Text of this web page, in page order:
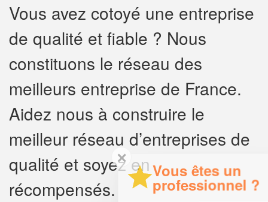
Vous avez cotoyé une entreprise
de qualité et fiable ? Nous
constituons le réseau des
meilleurs entreprise de France.
Aidez nous à construire le
meilleur réseau d’entreprises de
qualité et soyez en
récompensés.
✕
Vous êtes un
professionnel ?